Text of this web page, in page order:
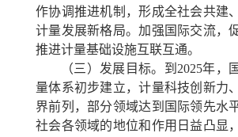
作协调推进机制，形成全社会共建
计量发展新格局。加强国际交流，
推进计量基础设施互联互通。
（三）发展目标。 到2025年，
量体系初步建立，计量科技创新力
界前列，部分领域达到国际领先水
社会各领域的地位和作用日益凸显